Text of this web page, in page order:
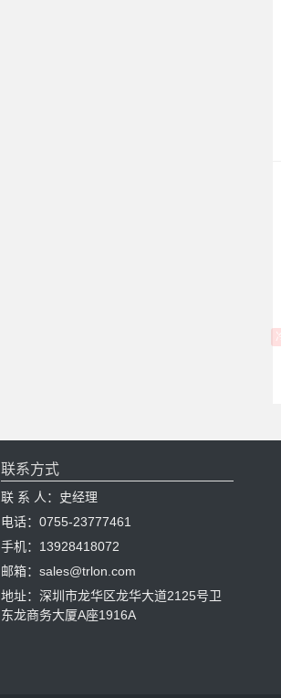
联系方式
联 系 人：史经理
电话：0755-23777461
手机：13928418072
邮箱：sales@trlon.com
地址：深圳市龙华区龙华大道2125号卫
东龙商务大厦A座1916A